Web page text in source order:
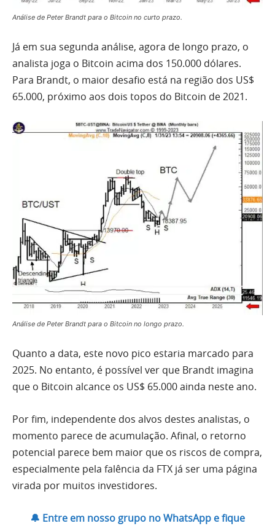
Análise de Peter Brandt para o Bitcoin no curto prazo.
Já em sua segunda análise, agora de longo prazo, o
analista joga o Bitcoin acima dos 150.000 dólares.
Para Brandt, o maior desafio está na região dos US$
65.000, próximo aos dois topos do Bitcoin de 2021.
Análise de Peter Brandt para o Bitcoin no longo prazo.
Quanto a data, este novo pico estaria marcado para
2025. No entanto, é possível ver que Brandt imagina
que o Bitcoin alcance os US$ 65.000 ainda neste ano.
Por fim, independente dos alvos destes analistas, o
momento parece de acumulação. Afinal, o retorno
potencial parece bem maior que os riscos de compra,
especialmente pela falência da FTX já ser uma página
virada por muitos investidores.
🔔 Entre em nosso grupo no WhatsApp e fique